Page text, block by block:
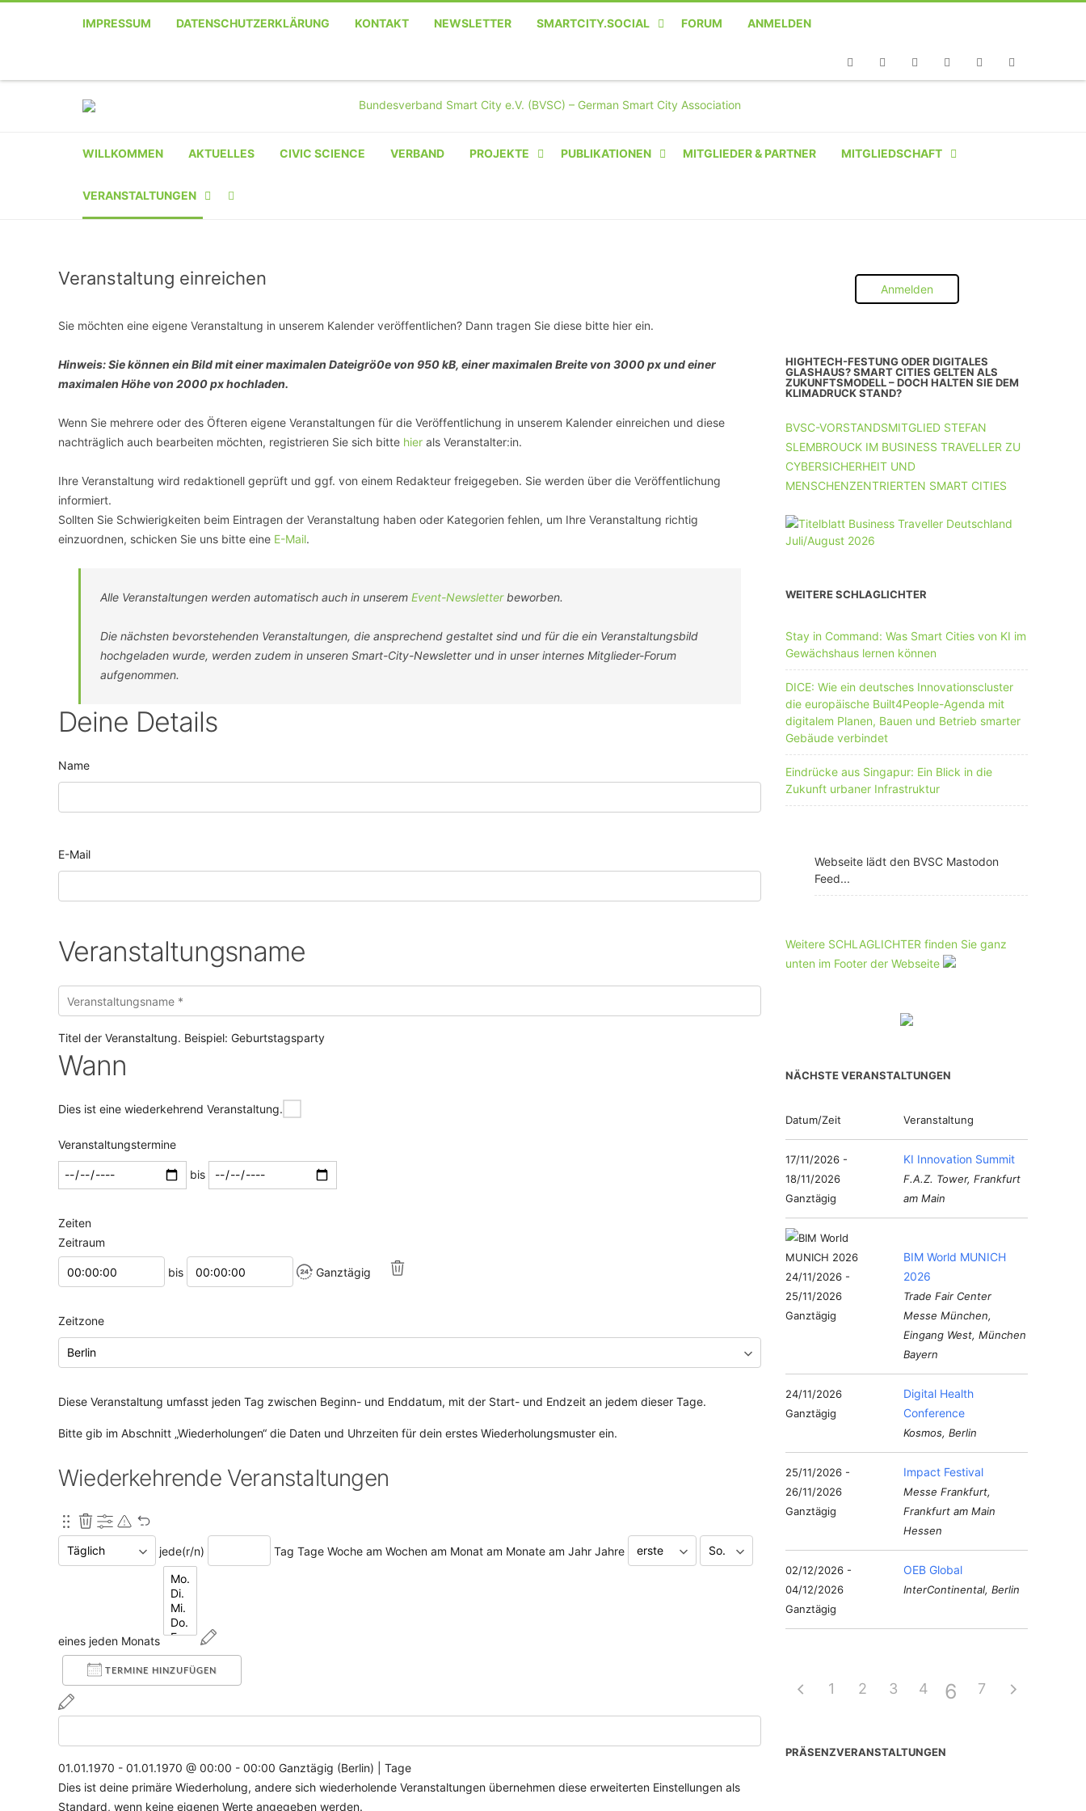
IMPRESSUM DATENSCHUTZERKLÄRUNG KONTAKT NEWSLETTER SMARTCITY.SOCIAL FORUM ANMELDEN
WILLKOMMEN AKTUELLES CIVIC SCIENCE VERBAND PROJEKTE
HECINO / WAITWELL
SCHULQUARTIERCHECK
SMART CITY TERMINOLOGIE
UPSCHOOLING
PUBLIKATIONEN MITGLIEDER & PARTNER MITGLIEDSCHAFT
INSTITUTION
UNTERNEHMEN MIT 11-50 MA
VERANSTALTUNGEN
VERANSTALTER-
EINREICHEN
Veranstaltung einreichen
Sie möchten eine eigene Veranstaltung in unserem Kalender veröffentlichen? Dann tragen Sie diese bitte hier ein.
Hinweis: Sie können ein Bild mit einer maximalen Dateigrö0e von 950 kB, einer maximalen Breite von 3000 px und einer
maximalen Höhe von 2000 px hochladen.
Wenn Sie mehrere oder des Öfteren eigene Veranstaltungen für die Veröffentlichung in unserem Kalender einreichen und diese
nachträglich auch bearbeiten möchten, registrieren Sie sich bitte hier als Veranstalter:in.
Ihre Veranstaltung wird redaktionell geprüft und ggf. von einem Redakteur freigegeben. Sie werden über die Veröffentlichung
informiert.
Sollten Sie Schwierigkeiten beim Eintragen der Veranstaltung haben oder Kategorien fehlen, um Ihre Veranstaltung richtig
einzuordnen, schicken Sie uns bitte eine E-Mail.
Alle Veranstaltungen werden automatisch auch in unserem Event-Newsletterbeworben.
Die nächsten bevorstehenden Veranstaltungen, die ansprechend gestaltet sind und für die ein Veranstaltungsbild
hochgeladen wurde, werden zudem in unseren Smart-City-Newsletter und in unser internes Mitglieder-Forum
aufgenommen.
Deine Details
Name
E-Mail
Veranstaltungsname
Titel der Veranstaltung. Beispiel: Geburtstagsparty
Wann
Dies ist eine wiederkehrend Veranstaltung.
Veranstaltungstermine
bis
Zeiten
Zeitraum
Startzeitpunkt
bis Endzeitpunkt Ganztägig
Zeitzone
Diese Veranstaltung umfasst jeden Tag zwischen Beginn- und Enddatum, mit der Start- und Endzeit an jedem dieser Tage.
Bitte gib im Abschnitt „Wiederholungen“ die Daten und Uhrzeiten für dein erstes Wiederholungsmuster ein.
Wiederkehrende Veranstaltungen
jede(r/n) Tag Tage Woche am Wochen am Monat am Monate am Jahr Jahre
eines jeden Monats
Wochentage
TERMINE HINZUFÜGEN
01.01.1970 - 01.01.1970 @ 00:00 - 00:00 Ganztägig (Berlin)
Tage
Dies ist deine primäre Wiederholung, andere sich wiederholende Veranstaltungen übernehmen diese erweiterten Einstellungen als
Standard, wenn keine eigenen Werte angegeben werden.
Anmelden
HIGHTECH-FESTUNG ODER DIGITALES
GLASHAUS? SMART CITIES GELTEN ALS
ZUKUNFTSMODELL – DOCH HALTEN SIE DEM
KLIMADRUCK STAND?
BVSC-VORSTANDSMITGLIED STEFAN
SLEMBROUCK IM BUSINESS TRAVELLER ZU
CYBERSICHERHEIT UND
MENSCHENZENTRIERTEN SMART CITIES
WEITERE SCHLAGLICHTER
Stay in Command: Was Smart Cities von KI im
Gewächshaus lernen können
DICE: Wie ein deutsches Innovationscluster
die europäische Built4People-Agenda mit
digitalem Planen, Bauen und Betrieb smarter
Gebäude verbindet
Eindrücke aus Singapur: Ein Blick in die
Zukunft urbaner Infrastruktur
Webseite lädt den BVSC Mastodon
Feed...
Weitere SCHLAGLICHTER finden Sie ganz
unten im Footer der Webseite
NÄCHSTE VERANSTALTUNGEN
Datum/Zeit Veranstaltung
17/11/2026 -
18/11/2026
Ganztägig
KI Innovation Summit
F.A.Z. Tower, Frankfurt
am Main
24/11/2026 -
25/11/2026
Ganztägig
BIM World MUNICH
2026
Trade Fair Center
Messe München,
Eingang West, München
Bayern
24/11/2026
Ganztägig
Digital Health
Conference
Kosmos, Berlin
25/11/2026 -
26/11/2026
Ganztägig
Impact Festival
Messe Frankfurt,
Frankfurt am Main
Hessen
02/12/2026 -
04/12/2026
Ganztägig
OEB Global
InterContinental, Berlin
1 2 3 4 5
6 7
PRÄSENZVERANSTALTUNGEN